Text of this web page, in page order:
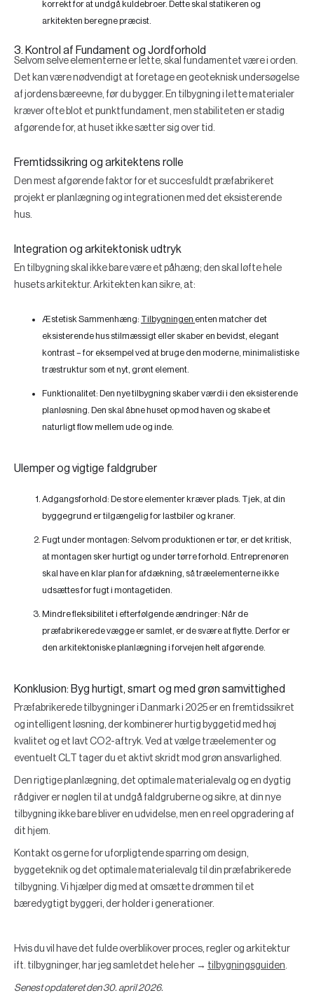
korrekt for at undgå kuldebroer. Dette skal statikeren og
arkitekten beregne præcist.
3. Kontrol af Fundament og Jordforhold
Selvom selve elementerne er lette, skal fundamentet være i orden.
Det kan være nødvendigt at foretage en geoteknisk undersøgelse
af jordens bæreevne, før du bygger. En tilbygning i lette materialer
kræver ofte blot et punktfundament, men stabiliteten er stadig
afgørende for, at huset ikke sætter sig over tid.
Fremtidssikring og arkitektens rolle
Den mest afgørende faktor for et succesfuldt præfabrikeret
projekt er planlægning og integrationen med det eksisterende
hus.
Integration og arkitektonisk udtryk
En tilbygning skal ikke bare være et påhæng; den skal løfte hele
husets arkitektur. Arkitekten kan sikre, at:
Æstetisk Sammenhæng: Tilbygningen enten matcher det
eksisterende hus stilmæssigt eller skaber en bevidst, elegant
kontrast – for eksempel ved at bruge den moderne, minimalistiske
træstruktur som et nyt, grønt element.
Funktionalitet: Den nye tilbygning skaber værdi i den eksisterende
planløsning. Den skal åbne huset op mod haven og skabe et
naturligt flow mellem ude og inde.
Ulemper og vigtige faldgruber
Adgangsforhold: De store elementer kræver plads. Tjek, at din
byggegrund er tilgængelig for lastbiler og kraner.
Fugt under montagen: Selvom produktionen er tør, er det kritisk,
at montagen sker hurtigt og under tørre forhold. Entreprenøren
skal have en klar plan for afdækning, så træelementerne ikke
udsættes for fugt i montagetiden.
Mindre fleksibilitet i efterfølgende ændringer: Når de
præfabrikerede vægge er samlet, er de svære at flytte. Derfor er
den arkitektoniske planlægning i forvejen helt afgørende.
Konklusion: Byg hurtigt, smart og med grøn samvittighed
Præfabrikerede tilbygninger i Danmark i 2025 er en fremtidssikret
og intelligent løsning, der kombinerer hurtig byggetid med høj
kvalitet og et lavt CO2-aftryk. Ved at vælge træelementer og
eventuelt CLT tager du et aktivt skridt mod grøn ansvarlighed.
Den rigtige planlægning, det optimale materialevalg og en dygtig
rådgiver er nøglen til at undgå faldgruberne og sikre, at din nye
tilbygning ikke bare bliver en udvidelse, men en reel opgradering af
dit hjem.
Kontakt os gerne for uforpligtende sparring om design,
byggeteknik og det optimale materialevalg til din præfabrikerede
tilbygning. Vi hjælper dig med at omsætte drømmen til et
bæredygtigt byggeri, der holder i generationer.
Hvis du vil have det fulde overblikover proces, regler og arkitektur
ift. tilbygninger, har jeg samletdet hele her → tilbygningsguiden.
Senest opdateret den 30. april 2026.